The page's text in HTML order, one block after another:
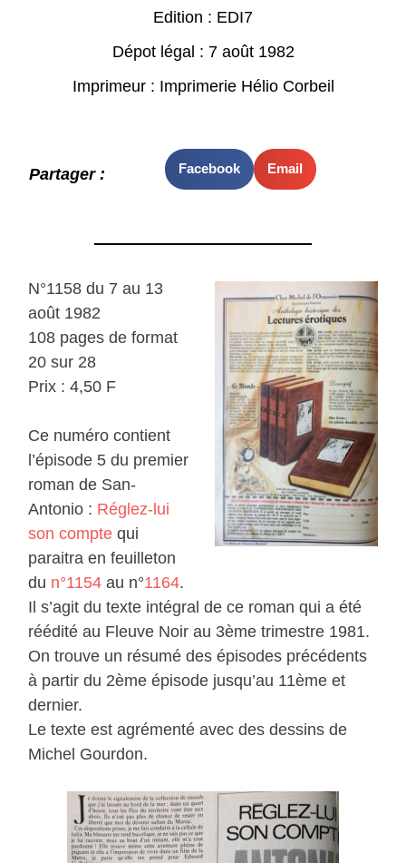
Edition : EDI7
Dépot légal : 7 août 1982
Imprimeur : Imprimerie Hélio Corbeil
Partager : Facebook Email
N°1158 du 7 au 13
août 1982
108 pages de format
20 sur 28
Prix : 4,50 F
Ce numéro contient
l’épisode 5 du premier
roman de San-
Antonio : Réglez-lui
son compte qui
paraitra en feuilleton
du n°1154 au n°1164.
Il s’agit du texte intégral de ce roman qui a été
réédité au Fleuve Noir au 3ème trimestre 1981.
On trouve un résumé des épisodes précédents
à partir du 2ème épisode jusqu’au 11ème et
dernier.
Le texte est agrémenté avec des dessins de
Michel Gourdon.